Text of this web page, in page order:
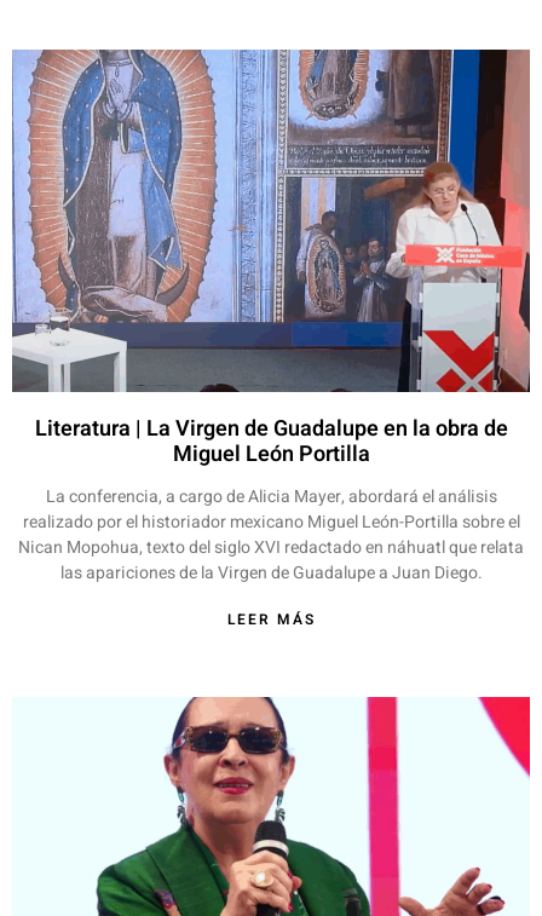
Literatura | La Virgen de Guadalupe en la obra de
Miguel León Portilla
La conferencia, a cargo de Alicia Mayer, abordará el análisis
realizado por el historiador mexicano Miguel León-Portilla sobre el
Nican Mopohua, texto del siglo XVI redactado en náhuatl que relata
las apariciones de la Virgen de Guadalupe a Juan Diego.
LEER MÁS